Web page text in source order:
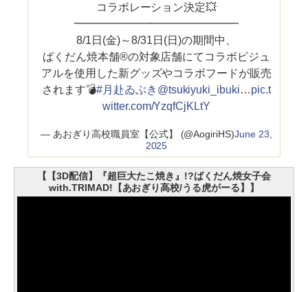
コラボレーション決定💥
━━━━━━━━━━━━━━━
8/1日(金)～8/31日(日)の期間中、
ばくだん焼本舗®︎の対象店舗にてコラボビジュ
アルを使用した新グッズやコラボフードが販売
されます💣#月赴ゐぶき @tsukiyuki_ibuki…pic.t
witter.com/YzqfCjKLtY
— あおぎり高校職員室【公式】 (@AogiriHS)June 23,
2025
【【3D配信】『超巨大たこ焼き』!?ばくだん焼女子会
with.TRIMAD!【あおぎり高校/うる虎がーる】】